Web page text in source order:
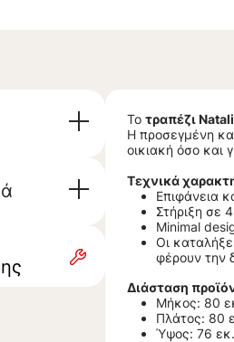
Το τραπέζι Natali
Η προσεγμένη
οικιακή όσο και
Τεχνικά
Επιφάνεια
Στήριξη σε
Minimal
Οι
φέρουν την
Διάσταση
Μήκος: 80
Πλάτος: 80
Ύψος: 76 εκ.